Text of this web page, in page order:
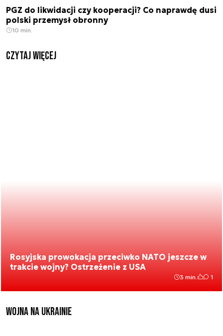
PGZ do likwidacji czy kooperacji? Co naprawdę dusi
polski przemysł obronny
10 min.
czytaj więcej
Rosyjska prowokacja przeciwko NATO jeszcze w
trakcie wojny? Ostrzeżenie z USA
3 min. 1
Wojna na Ukrainie